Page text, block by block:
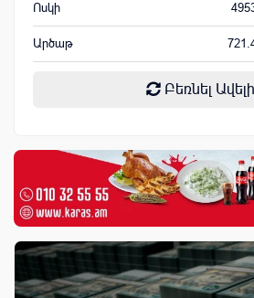
Ոսկի
Արծաթ
Բեռնել